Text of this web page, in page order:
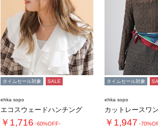
タイムセール対象 SALE
ehka sopo
エコスウェードハンチング
￥1,716 -60%OFF-
タイムセール対象
ehka sopo
カットレースワ
￥1,947 -